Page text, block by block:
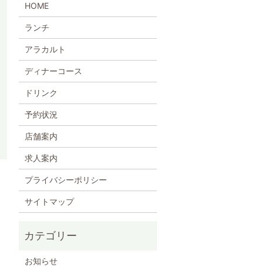
HOME
ランチ
アラカルト
ディナーコース
ドリンク
予約状況
店舗案内
求人案内
プライバシーポリシー
サイトマップ
お知らせ